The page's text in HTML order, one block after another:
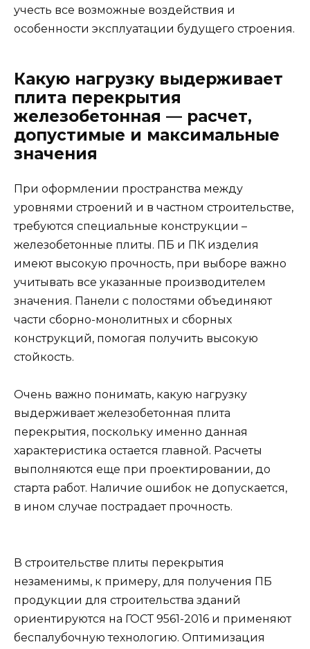
учесть все возможные воздействия и
особенности эксплуатации будущего строения.
Какую нагрузку выдерживает
плита перекрытия
железобетонная — расчет,
допустимые и максимальные
значения
При оформлении пространства между
уровнями строений и в частном строительстве,
требуются специальные конструкции –
железобетонные плиты. ПБ и ПК изделия
имеют высокую прочность, при выборе важно
учитывать все указанные производителем
значения. Панели с полостями объединяют
части сборно-монолитных и сборных
конструкций, помогая получить высокую
стойкость.
Очень важно понимать, какую нагрузку
выдерживает железобетонная плита
перекрытия, поскольку именно данная
характеристика остается главной. Расчеты
выполняются еще при проектировании, до
старта работ. Наличие ошибок не допускается,
в ином случае пострадает прочность.
В строительстве плиты перекрытия
незаменимы, к примеру, для получения ПБ
продукции для строительства зданий
ориентируются на ГОСТ 9561-2016 и применяют
беспалубочную технологию. Оптимизация